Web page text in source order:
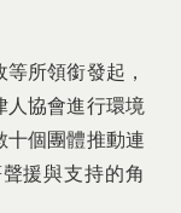
所領銜發起，
人協會進行環境
十個團體推動連
援與支持的角